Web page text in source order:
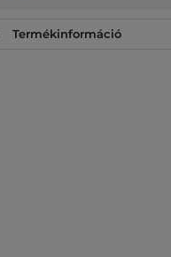
Termékinformáció